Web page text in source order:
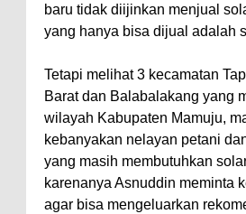
baru tidak diijinkan menjual
yang hanya bisa dijual adalah
Tetapi melihat 3 kecamatan
Barat dan Balabalakang yang
wilayah Kabupaten Mamuju,
kebanyakan nelayan petani
yang masih membutuhkan
karenanya Asnuddin meminta
agar bisa mengeluarkan